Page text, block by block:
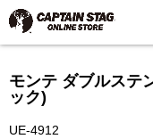
モンテ ダブルステ
ック)
UE-4912